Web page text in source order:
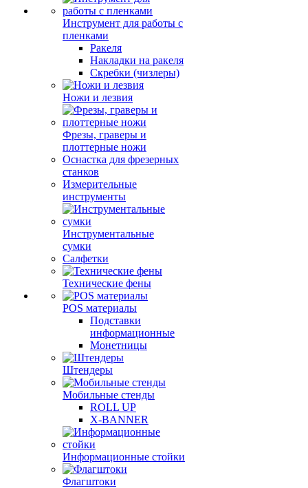
Инструмент для работы с
пленками
Ракеля
Накладки на ракеля
Скребки (чизлеры)
Ножи и лезвия
Фрезы, граверы и
плоттерные ножи
Оснастка для фрезерных
станков
Измерительные
инструменты
Инструментальные
сумки
Салфетки
Технические фены
POS материалы
Подставки
информационные
Монетницы
Штендеры
Мобильные стенды
ROLL UP
X-BANNER
Информационные стойки
Флагштоки